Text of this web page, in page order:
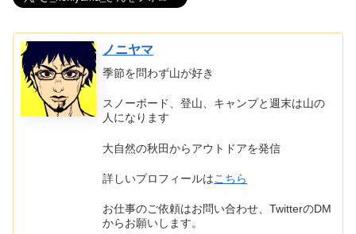
ノニヤマ
季節を問わず山が好き
スノーボード、登山、キャンプと週末は山の
人になります
大自然の秋田からアウトドアを発信
詳しいプロフィールはこちら
お仕事のご依頼はお問い合わせ、TwitterのDM
からお願いします。